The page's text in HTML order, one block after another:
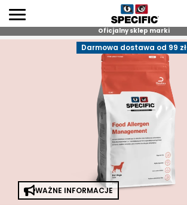
Skip
Oficjalny sklep marki
Darmowa dostawa od 99 zł
WAŻNE INFORMACJE